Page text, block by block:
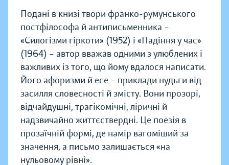
Подані в книзі твори франко-румунського
постфілософа й антиписьменника –
«Силогізми гіркоти» (1952) і «Падіння у час»
(1964) – автор вважав одними з улюблених і
важливих із того, що йому вдалося написати.
Його афоризми й есе – приклади нудьги від
засилля словесності й змісту. Вони прозорі,
відчайдушні, трагікомічні, ліричні й
надзвичайно життєствердні. Це поезія в
прозаїчній формі, де намір вагоміший за
значення, а письмо залишається «на
нульовому рівні».